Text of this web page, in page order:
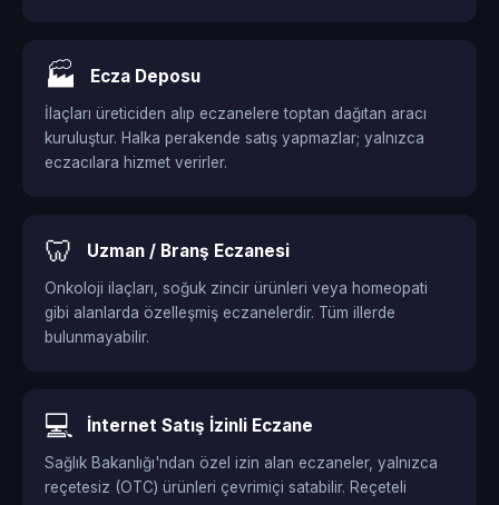
🏭 Ecza Deposu
İlaçları üreticiden alıp eczanelere toptan dağıtan aracı
kuruluştur. Halka perakende satış yapmazlar; yalnızca
eczacılara hizmet verirler.
🦷 Uzman / Branş Eczanesi
Onkoloji ilaçları, soğuk zincir ürünleri veya homeopati
gibi alanlarda özelleşmiş eczanelerdir. Tüm illerde
bulunmayabilir.
💻 İnternet Satış İzinli Eczane
Sağlık Bakanlığı'ndan özel izin alan eczaneler, yalnızca
reçetesiz (OTC) ürünleri çevrimiçi satabilir. Reçeteli